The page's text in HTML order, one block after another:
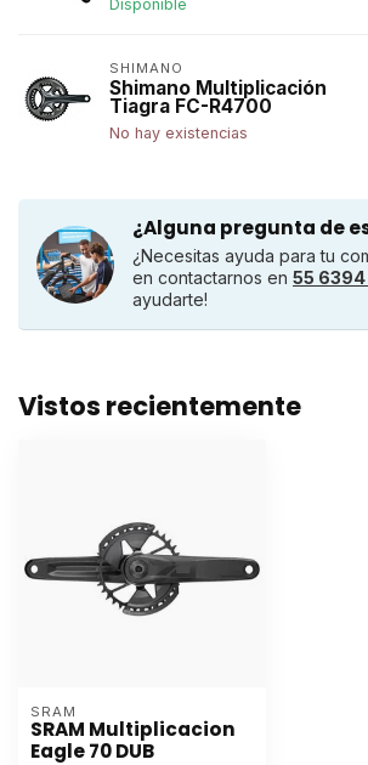
Disponible
SHIMANO
Shimano Multiplicación
Tiagra FC-R4700
No hay existencias
¿Alguna pregunta de
¿Necesitas ayuda para tu
en contactarnos en 55
ayudarte!
Vistos recientemente
SRAM
SRAM Multiplicacion
Eagle 70 DUB